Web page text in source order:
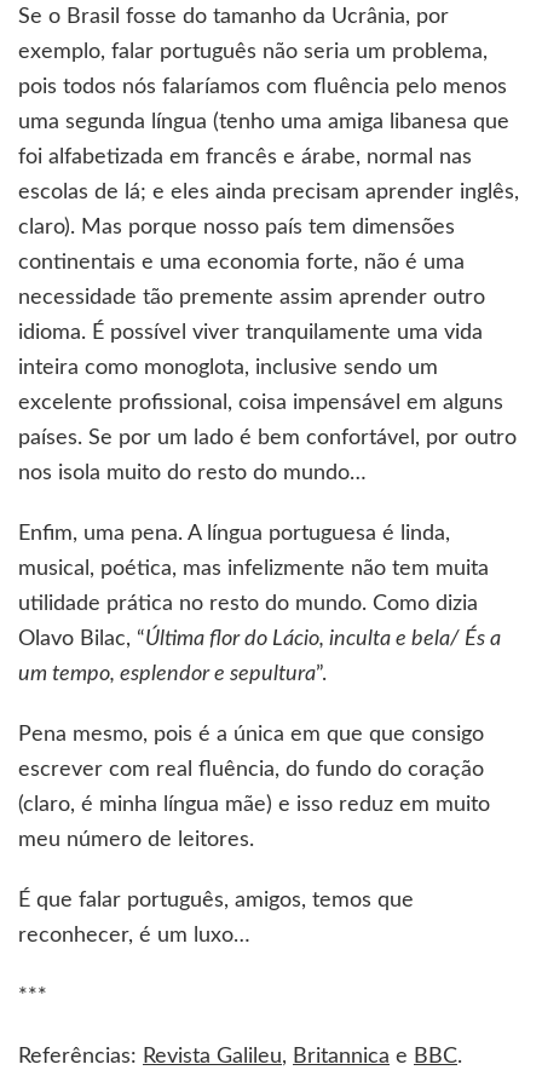
Se o Brasil fosse do tamanho da Ucrânia, por
exemplo, falar português não seria um problema,
pois todos nós falaríamos com fluência pelo menos
uma segunda língua (tenho uma amiga libanesa que
foi alfabetizada em francês e árabe, normal nas
escolas de lá; e eles ainda precisam aprender inglês,
claro). Mas porque nosso país tem dimensões
continentais e uma economia forte, não é uma
necessidade tão premente assim aprender outro
idioma. É possível viver tranquilamente uma vida
inteira como monoglota, inclusive sendo um
excelente profissional, coisa impensável em alguns
países. Se por um lado é bem confortável, por outro
nos isola muito do resto do mundo…
Enfim, uma pena. A língua portuguesa é linda,
musical, poética, mas infelizmente não tem muita
utilidade prática no resto do mundo. Como dizia
Olavo Bilac, “Última flor do Lácio, inculta e bela/ És a
um tempo, esplendor e sepultura”.
Pena mesmo, pois é a única em que que consigo
escrever com real fluência, do fundo do coração
(claro, é minha língua mãe) e isso reduz em muito
meu número de leitores.
É que falar português, amigos, temos que
reconhecer, é um luxo…
***
Referências: Revista Galileu, Britannica e BBC.